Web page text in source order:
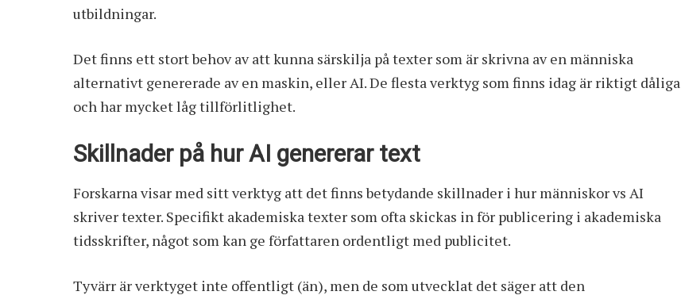
utbildningar.
Det finns ett stort behov av att kunna särskilja på texter som är skrivna av en människa
alternativt genererade av en maskin, eller AI. De flesta verktyg som finns idag är riktigt dåliga
och har mycket låg tillförlitlighet.
Skillnader på hur AI genererar text
Forskarna visar med sitt verktyg att det finns betydande skillnader i hur människor vs AI
skriver texter. Specifikt akademiska texter som ofta skickas in för publicering i akademiska
tidsskrifter, något som kan ge författaren ordentligt med publicitet.
Tyvärr är verktyget inte offentligt (än), men de som utvecklat det säger att den